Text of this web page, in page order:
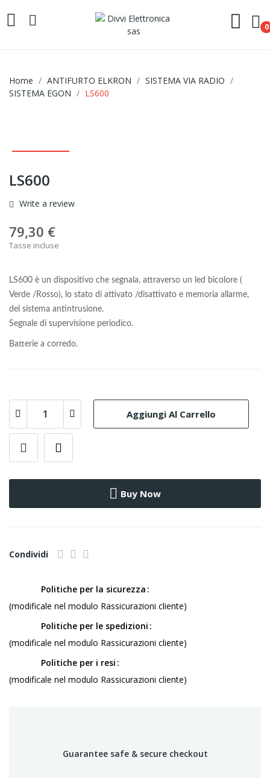
0
Home ANTIFURTO ELKRON
SISTEMA VIA RADIO
SISTEMA EGON
LS600
LS600
Write a review
79,30 €
Tasse incluse
LS600 è un dispositivo che segnala, attraverso un led bicolore (
Verde /Rosso), lo stato di attivato /disattivato e memoria allarme,
del sistema antintrusione.
Segnale di supervisione periodico.
Batterie a corredo.
Aggiungi Al Carrello
Buy Now
Condividi
Politiche per la sicurezza
(modificale nel modulo Rassicurazioni cliente)
Politiche per le spedizioni
(modificale nel modulo Rassicurazioni cliente)
Politiche per i resi
(modificale nel modulo Rassicurazioni cliente)
Guarantee safe & secure checkout